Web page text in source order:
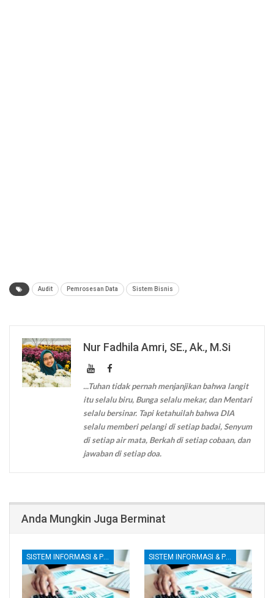
Audit Pemrosesan Data Sistem Bisnis
Nur Fadhila Amri, SE., Ak., M.Si
...Tuhan tidak pernah menjanjikan bahwa langit
itu selalu biru, Bunga selalu mekar, dan Mentari
selalu bersinar. Tapi ketahuilah bahwa DIA
selalu memberi pelangi di setiap badai, Senyum
di setiap air mata, Berkah di setiap cobaan, dan
jawaban di setiap doa.
Anda Mungkin Juga Berminat
SISTEM INFORMASI & PENGENDALIAN INTERNAL SISTEM INFORMASI & PENGENDALIAN INTERNAL